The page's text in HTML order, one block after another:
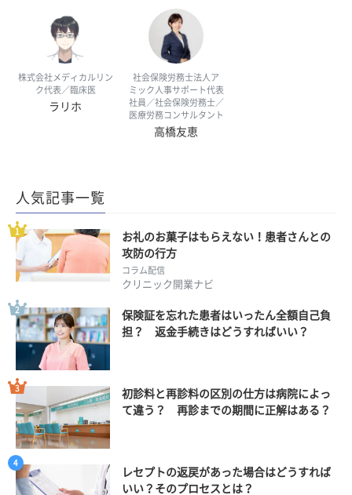
株式会社メディカルリン
ク代表／臨床医
ラリホ
社会保険労務士法人ア
ミック人事サポート代表
社員／社会保険労務士／
医療労務コンサルタント
高橋友恵
人気記事一覧
お礼のお菓子はもらえない！患者さんとの
攻防の行方
コラム配信
クリニック開業ナビ
保険証を忘れた患者はいったん全額自己負
担？ 返金手続きはどうすればいい？
初診料と再診料の区別の仕方は病院によっ
て違う？ 再診までの期間に正解はある？
レセプトの返戻があった場合はどうすれば
いい？そのプロセスとは？